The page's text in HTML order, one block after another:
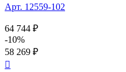
Арт. 12559-102
64 744 ₽
-10%
58 269 ₽
